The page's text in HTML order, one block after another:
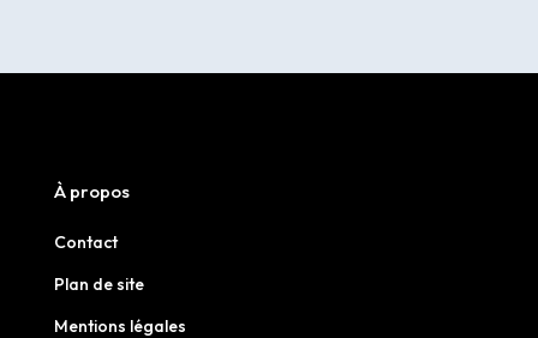
À propos
Contact
Plan de site
Mentions légales